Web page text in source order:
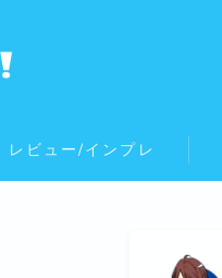
レビュー/インプレ